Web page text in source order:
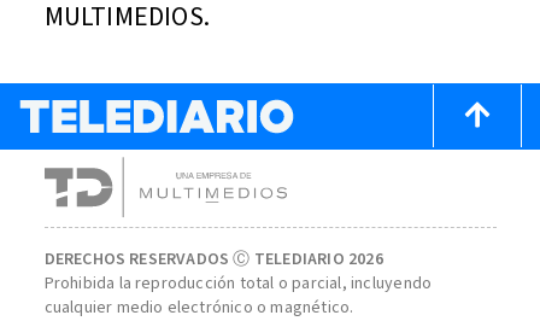
MULTIMEDIOS.
DERECHOS RESERVADOS Ⓒ TELEDIARIO 2026
Prohibida la reproducción total o parcial, incluyendo
cualquier medio electrónico o magnético.